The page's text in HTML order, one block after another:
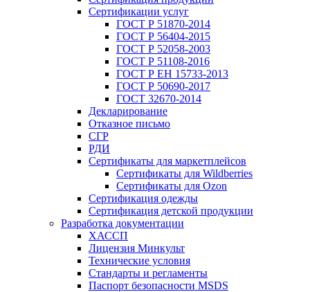
Сертификации услуг
ГОСТ Р 51870-2014
ГОСТ Р 56404-2015
ГОСТ Р 52058-2003
ГОСТ Р 51108-2016
ГОСТ Р ЕН 15733-2013
ГОСТ Р 50690-2017
ГОСТ 32670-2014
Декларирование
Отказное письмо
СГР
РДИ
Сертификаты для маркетплейсов
Сертификаты для Wildberries
Сертификаты для Ozon
Сертификация одежды
Сертификация детской продукции
Разработка документации
ХАССП
Лицензия Минкульт
Технические условия
Стандарты и регламенты
Паспорт безопасности MSDS